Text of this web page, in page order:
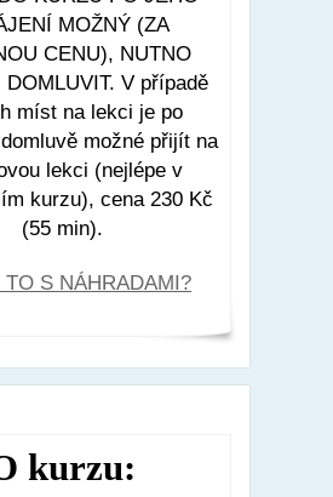
MOŽNÝ (ZA
CENU), NUTNO
DOMLUVIT. V případě
míst na lekci je po
možné přijít na
lekci (nejlépe v
kurzu), cena 230 Kč
(55 min).
S NÁHRADAMI?
kurzu: